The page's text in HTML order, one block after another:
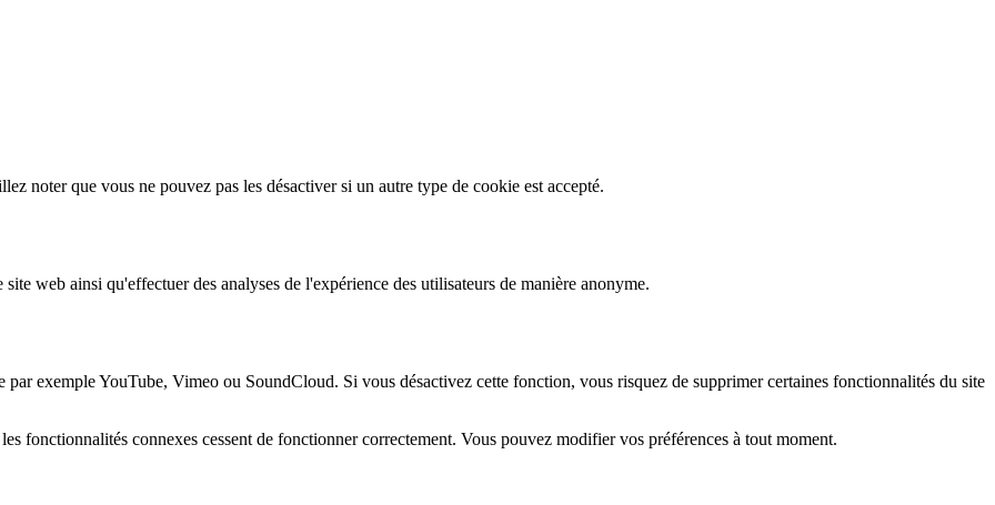
noter que vous ne pouvez pas les désactiver si un autre type de cookie est accepté.
web ainsi qu'effectuer des analyses de l'expérience des utilisateurs de manière anonyme.
exemple YouTube, Vimeo ou SoundCloud. Si vous désactivez cette fonction, vous risquez de supprimer certaines fonctionnalités du site
fonctionnalités connexes cessent de fonctionner correctement. Vous pouvez modifier vos préférences à tout moment.